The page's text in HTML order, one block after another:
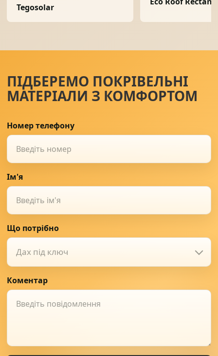
Tegosolar
ПІДБЕРЕМО ПОКРІВЕЛЬНІ
МАТЕРІАЛИ З КОМФОРТОМ
Номер телефону
Ім'я
Що потрібно
Дах під ключ
Коментар